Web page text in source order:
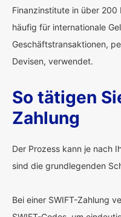
Finanzinstitute in über 200
häufig für internationale
Geschäftstransaktionen,
Devisen, verwendet.
So tätigen
Zahlung
Der Prozess kann je nach
sind die grundlegenden
Bei einer SWIFT-Zahlung